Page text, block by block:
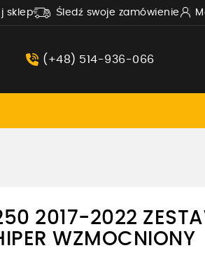
sklep Śledź swoje zamówienie
(+48) 514-936-066
2017-2022
WZMOCNIONY